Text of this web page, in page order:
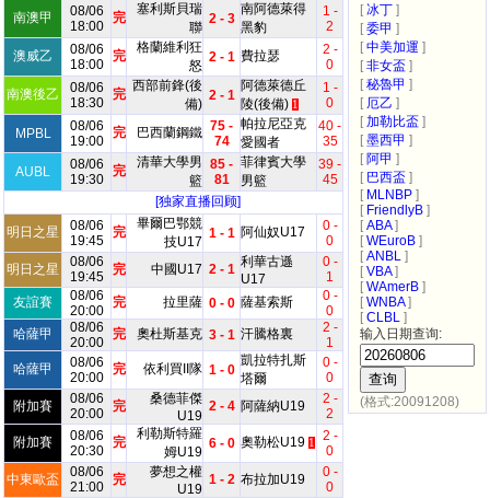
南澳甲
08/06
18:00
完
塞利斯貝瑞
聯
2 - 3
南阿德萊得
黑豹
1 -
2
澳威乙
08/06
18:00
完
格蘭維利狂
怒
2 - 1 費拉瑟
2 -
0
南澳後乙
08/06
18:30
完
西部前鋒(後
備)
2 - 1
阿德萊德丘
陵(後備) 1
1 -
0
MPBL
08/06
19:00
完 巴西蘭鋼鐵 75 -
74
帕拉尼亞克
愛國者
40 -
35
AUBL
08/06
19:30
完
清華大學男
籃
85 -
81
菲律賓大學
男籃
39 -
45
[独家直播回顾]
明日之星
08/06
19:45
完
畢爾巴鄂競
技U17
1 - 1 阿仙奴U17
0 -
0
明日之星
08/06
19:45
完 中國U17 2 - 1 利華古遜
U17
0 -
1
友誼賽
08/06
20:00
完 拉里薩 0 - 0 薩基索斯
0 -
0
哈薩甲
08/06
20:00
完 奧杜斯基克 3 - 1 汗騰格裏
2 -
1
哈薩甲
08/06
20:00
完 依利買II隊 1 - 0
凱拉特扎斯
塔爾
0 -
0
附加賽
08/06
20:00
完
桑德菲傑
U19
2 - 4 阿薩納U19
2 -
2
附加賽
08/06
20:30
完
利勒斯特羅
姆U19
6 - 0 奧勒松U19 1
2 -
0
中東歐盃
08/06
21:00
完
夢想之權
U19
1 - 2 布拉加U19
0 -
0
[冰丁 ]
[委甲 ]
[中美加運 ]
[非女盃 ]
[秘魯甲 ]
[厄乙 ]
[加勒比盃 ]
[墨西甲 ]
[阿甲 ]
[巴西盃 ]
[MLNBP ]
[FriendlyB ]
[ABA]
[WEuroB ]
[ANBL ]
[VBA]
[WAmerB ]
[WNBA]
[CLBL ]
输入日期查询:
(格式:20091208)